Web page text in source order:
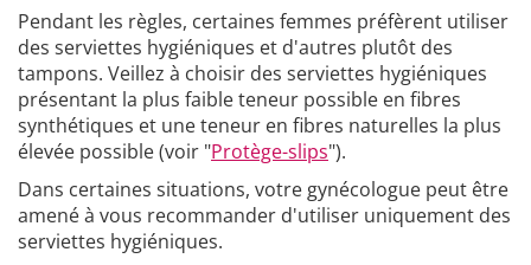
Pendant les règles, certaines femmes préfèrent utiliser
des serviettes hygiéniques et d'autres plutôt des
tampons. Veillez à choisir des serviettes hygiéniques
présentant la plus faible teneur possible en fibres
synthétiques et une teneur en fibres naturelles la plus
élevée possible (voir "Protège-slips").
Dans certaines situations, votre gynécologue peut être
amené à vous recommander d'utiliser uniquement des
serviettes hygiéniques.